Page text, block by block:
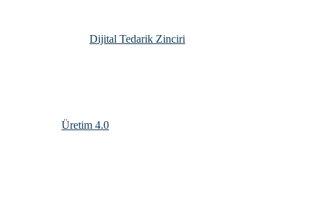
Dijital Tedarik Zinciri
Üretim 4.0